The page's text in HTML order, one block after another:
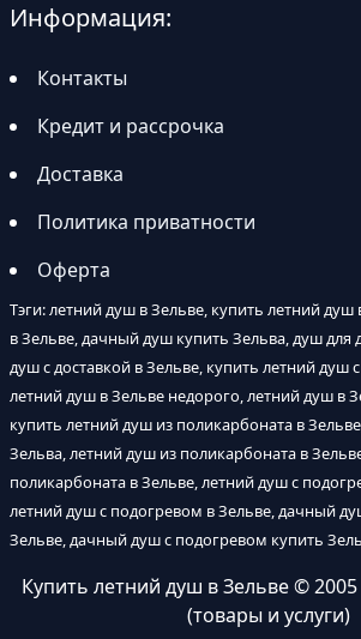
Информация:
Контакты
Кредит и рассрочка
Доставка
Политика приватности
Оферта
Тэги: летний душ в Зельве, купить летний
в Зельве, дачный душ купить Зельва, душ для
душ с доставкой в Зельве, купить летний душ
летний душ в Зельве недорого, летний душ в
купить летний душ из поликарбоната в
Зельва, летний душ из поликарбоната в
поликарбоната в Зельве, летний душ с
летний душ с подогревом в Зельве, дачный
Зельве, дачный душ с подогревом купить
Купить летний душ в Зельве©
(товары и услуги)